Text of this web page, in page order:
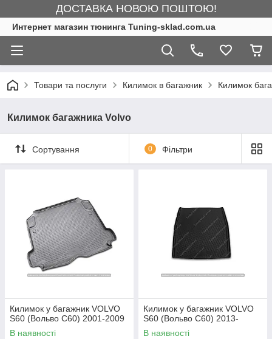
ДОСТАВКА НОВОЮ ПОШТОЮ!
Интернет магазин тюнинга Tuning-sklad.com.ua
Товари та послуги Килимок в багажник Килимок
Килимок багажника Volvo
Сортування 0 Фільтри
Килимок у багажник VOLVO
S60 (Вольво С60) 2001-2009
В наявності
Килимок у багажник VOLVO
S60 (Вольво С60) 2013-
В наявності